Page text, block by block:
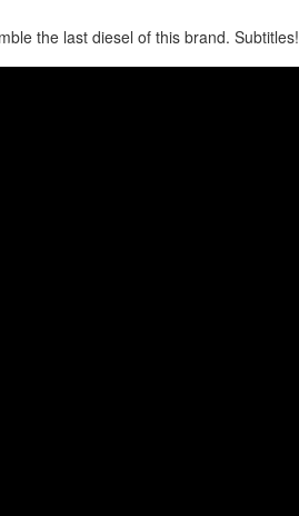
the last diesel of this brand. Subtitles!